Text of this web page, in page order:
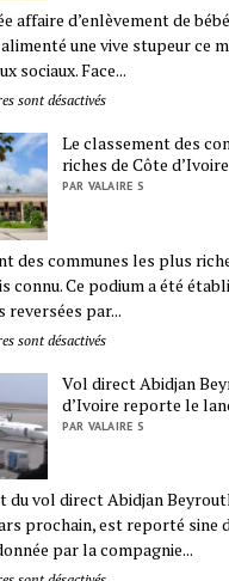
affaire d’enlèvement de
une vive stupeur ce
sociaux. Face...
sont désactivés
Le classement des
riches de Côte d’Ivoire
PAR VALAIRE S
des communes les plus
connu. Ce podium a été
par...
sont désactivés
Vol direct Abidjan
d’Ivoire reporte le
PAR VALAIRE S
du vol direct Abidjan
prochain, est reporté sine
par la compagnie...